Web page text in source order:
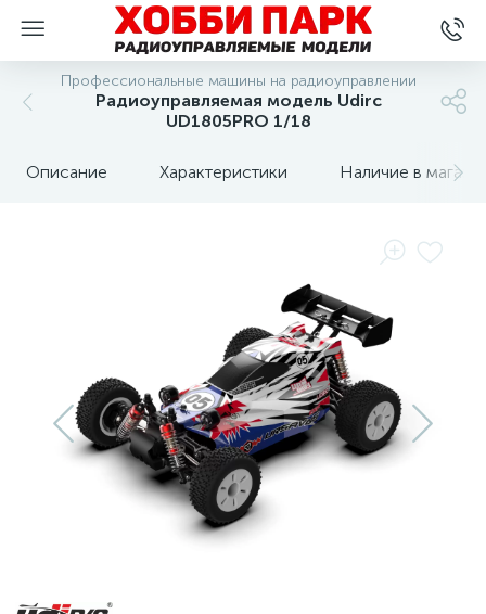
Профессиональные машины на радиоуправлении
Радиоуправляемая модель Udirc
UD1805PRO 1/18
Описание Характеристики Наличие в